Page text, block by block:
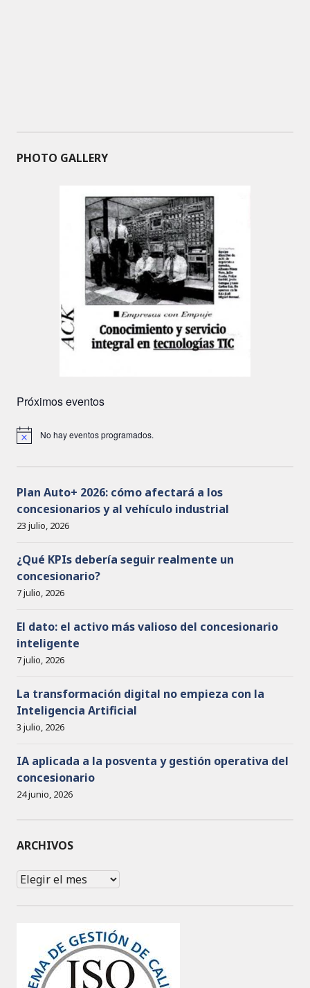
PHOTO GALLERY
Próximos eventos
No hay eventos programados.
Plan Auto+ 2026: cómo afectará a los
concesionarios y al vehículo industrial
23 julio, 2026
¿Qué KPIs debería seguir realmente un
concesionario?
7 julio, 2026
El dato: el activo más valioso del concesionario
inteligente
7 julio, 2026
La transformación digital no empieza con la
Inteligencia Artificial
3 julio, 2026
IA aplicada a la posventa y gestión operativa del
concesionario
24 junio, 2026
ARCHIVOS
Archivos